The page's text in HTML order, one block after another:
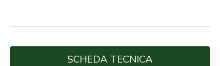
SCHEDA TECNICA